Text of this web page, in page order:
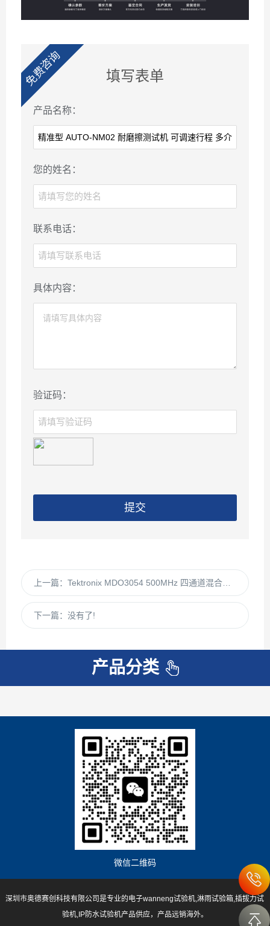
免费咨询 填写表单
产品名称：
您的姓名：
联系电话：
具体内容：
验证码：
提交
上一篇： Tektronix MDO3054 500MHz 四通道混合域示波器 集成频谱分析
下一篇： 没有了!
产品分类
微信二维码
深圳市奥德赛创科技有限公司是专业的电子wanneng试验机,淋雨试验箱,插拔力试
验机,IP防水试验机产品供应，产品远销海外。